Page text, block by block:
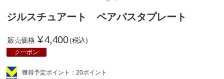
ジルスチュアート ペアパスタプレート
販売価格 ¥4,400 (税込)
クーポン
獲得予定ポイント：20ポイント